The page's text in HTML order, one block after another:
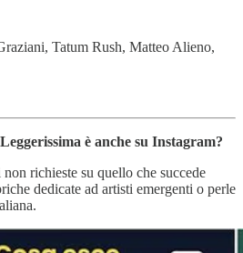
Tatum Rush, Matteo Alieno,
è anche su Instagram?
richieste su quello che succede
dedicate ad artisti emergenti o perle